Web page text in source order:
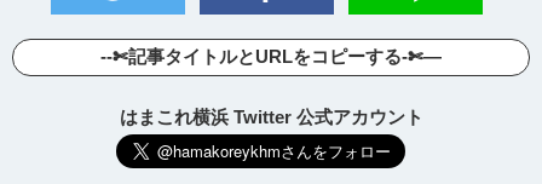
--✄記事タイトルとURLをコピーする-✄—
はまこれ横浜 Twitter 公式アカウント